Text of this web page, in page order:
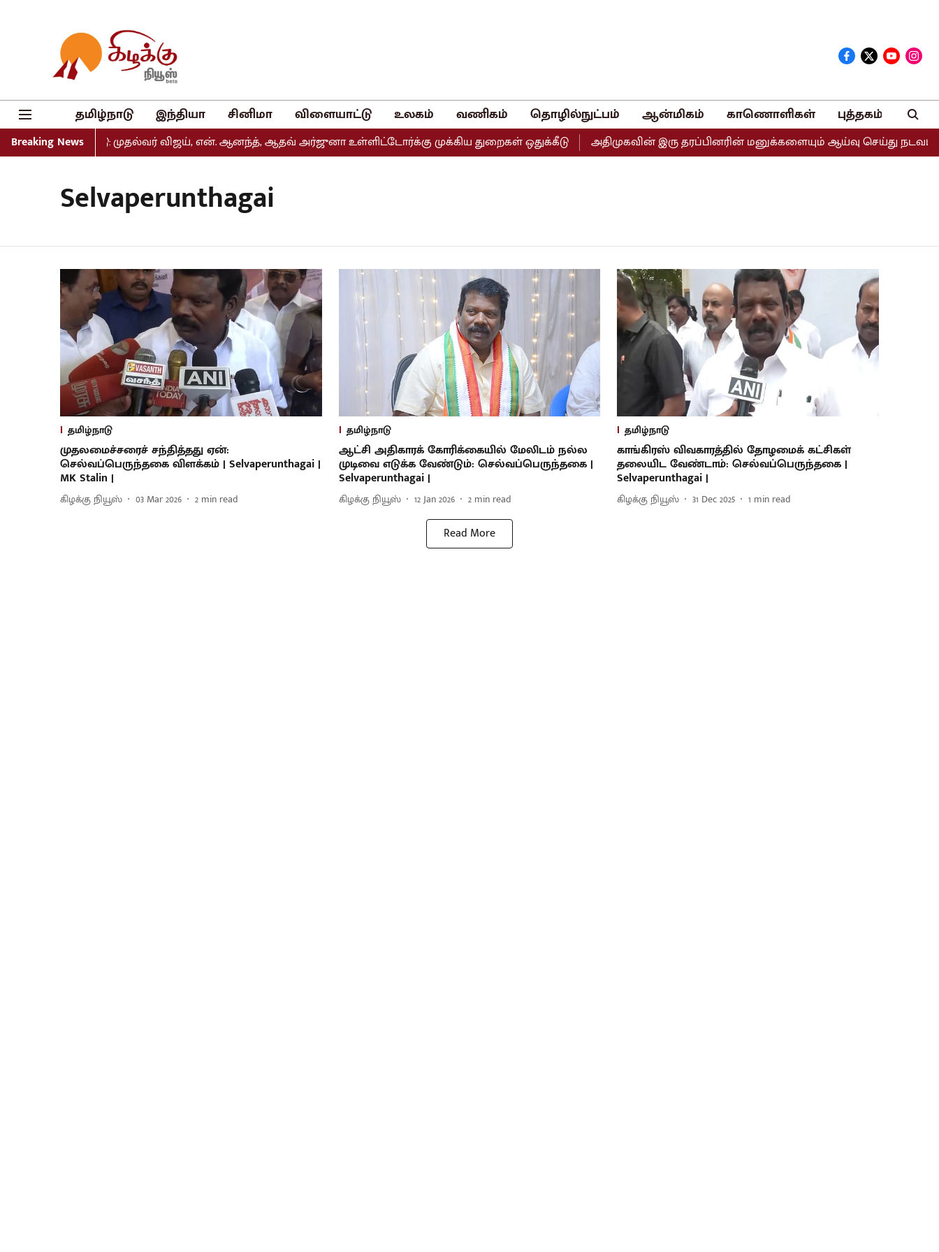
தமிழ்நாடு இந்தியா சினிமா விளையாட்டு உலகம் வணிகம் தொழில்நுட்பம் ஆன்மிகம் காணொளிகள் புத்தகம்
Breaking News
வெளியீடு: முதல்வர் விஜய், என். ஆனந்த், ஆதவ் அர்ஜுனா உள்ளிட்டோர்க்கு முக்கிய துறைகள் ஒதுக்கீடு அதிமுகவின் இரு தரப்பினரின் மனுக்களையும் ஆய்வு செய்து நடவடிக்கை
Selvaperunthagai
தமிழ்நாடு
முதலமைச்சரைச் சந்தித்தது ஏன்:
செல்வப்பெருந்தகை விளக்கம் | Selvaperunthagai |
MK Stalin |
கிழக்கு நியூஸ் 03 Mar 2026 2 min read
தமிழ்நாடு
ஆட்சி அதிகாரக் கோரிக்கையில் மேலிடம் நல்ல
முடிவை எடுக்க வேண்டும்: செல்வப்பெருந்தகை |
Selvaperunthagai |
கிழக்கு நியூஸ் 12 Jan 2026 2 min read
தமிழ்நாடு
காங்கிரஸ் விவகாரத்தில் தோழமைக் கட்சிகள்
தலையிட வேண்டாம்: செல்வப்பெருந்தகை |
Selvaperunthagai |
கிழக்கு நியூஸ் 31 Dec 2025 1 min read
Read More